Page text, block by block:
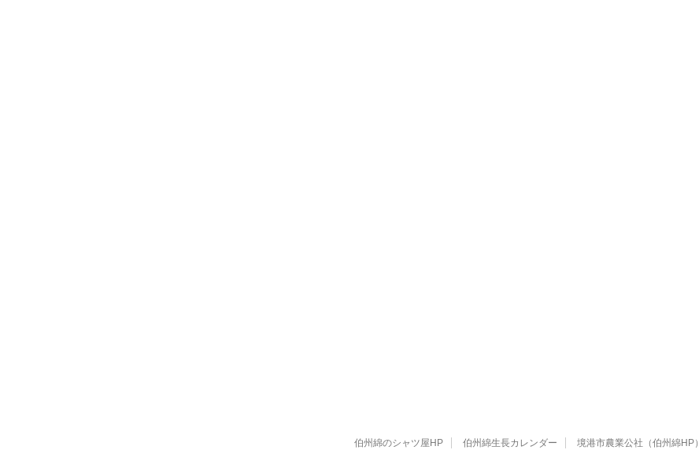
伯州綿のシャツ屋HP 伯州綿生長カレンダー 境港市農業公社（伯州綿HP）